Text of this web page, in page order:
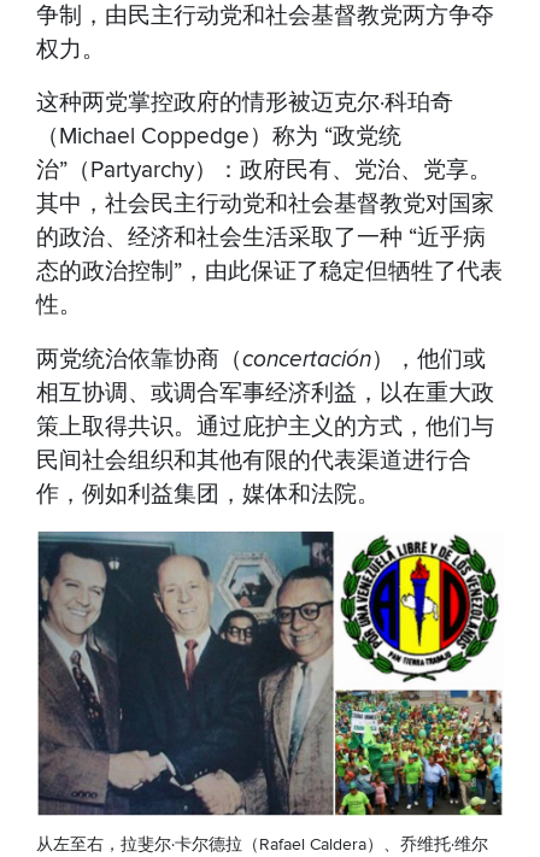
争制，由民主行动党和社会基督教党两方争夺
权力。
这种两党掌控政府的情形被迈克尔·科珀奇
（Michael Coppedge）称为 “政党统
治”（Partyarchy）：政府民有、党治、党享。
其中，社会民主行动党和社会基督教党对国家
的政治、经济和社会生活采取了一种 “近乎病
态的政治控制”，由此保证了稳定但牺牲了代表
性。
两党统治依靠协商（concertación），他们或
相互协调、或调合军事经济利益，以在重大政
策上取得共识。通过庇护主义的方式，他们与
民间社会组织和其他有限的代表渠道进行合
作，例如利益集团，媒体和法院。
从左至右，拉斐尔·卡尔德拉（Rafael Caldera）、乔维托·维尔